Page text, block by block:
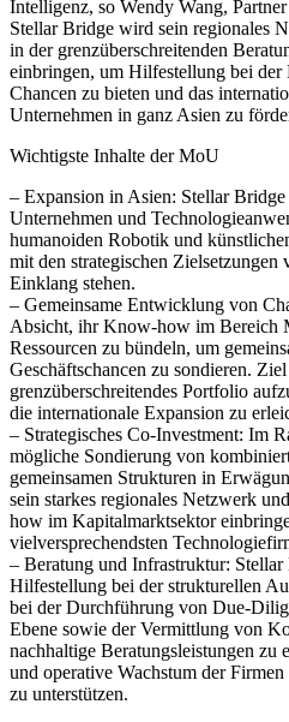
Intelligenz, so Wendy Wang,
Stellar Bridge wird sein regionales
in der grenzüberschreitenden
einbringen, um Hilfestellung bei der
Chancen zu bieten und das
Unternehmen in ganz Asien zu
Wichtigste Inhalte der MoU
– Expansion in Asien: Stellar
Unternehmen und
humanoiden Robotik und
mit den strategischen
Einklang stehen.
– Gemeinsame Entwicklung von
Absicht, ihr Know-how im Bereich
Ressourcen zu bündeln, um
Geschäftschancen zu sondieren.
grenzüberschreitendes Portfolio
die internationale Expansion zu
– Strategisches Co-Investment: Im
mögliche Sondierung von
gemeinsamen Strukturen in
sein starkes regionales Netzwerk
how im Kapitalmarktsektor
vielversprechendsten
– Beratung und Infrastruktur:
Hilfestellung bei der strukturellen
bei der Durchführung von Due-
Ebene sowie der Vermittlung von
nachhaltige Beratungsleistungen zu
und operative Wachstum der
zu unterstützen.